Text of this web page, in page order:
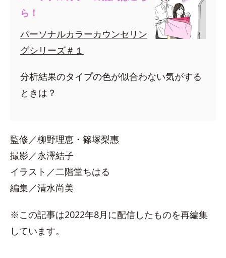
ら！
パーソナルカラーカウンセリン
グシリーズ＃１
分析結果のタイプの色が似合わない気がする
ときは？
監修／柳野理恵・篠塚梨惠
撮影／永澤結子
イラスト／二階堂ちはる
編集／清水尚美
※この記事は2022年8月に配信したものを再編集
しています。